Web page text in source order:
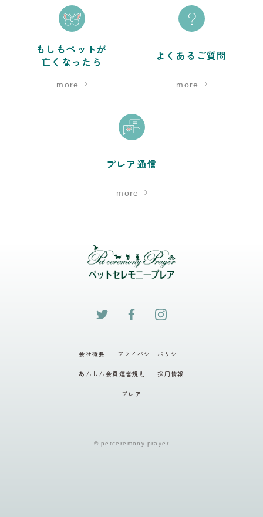
もしもペットが
亡くなったら
more
よくあるご質問
more
プレア通信
more
会社概要 プライバシーポリシー
あんしん会員運営規則 採用情報
プレア
© petceremony prayer